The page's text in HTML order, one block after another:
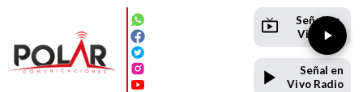
Señal en
Vivo TV
Señal en
Vivo Radio